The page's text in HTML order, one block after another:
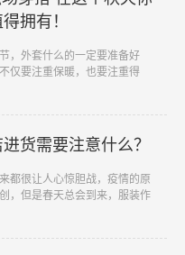
拥有！
，外套什么的一定要准备好
仅要注重保暖，也要注重得
货需要注意什么？
都很让人心惊胆战，疫情的原
，但是春天总会到来，服装作